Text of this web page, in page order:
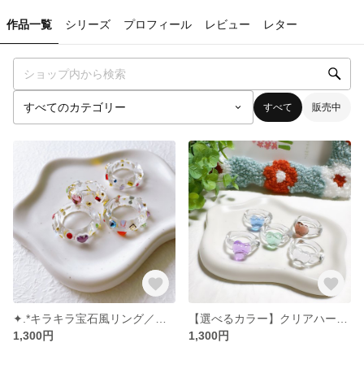
作品一覧 シリーズ プロフィール レビュー レター
すべて 販売中
1,300円
1,300円